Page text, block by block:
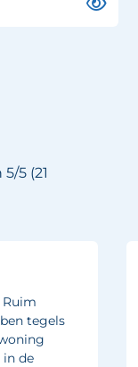
5 (21
tegels
de